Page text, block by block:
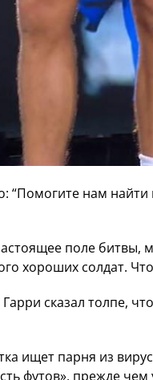
“Помогите нам
поле
хороших солдат.
сказал толпе,
ищет парня из
футов», прежде чем